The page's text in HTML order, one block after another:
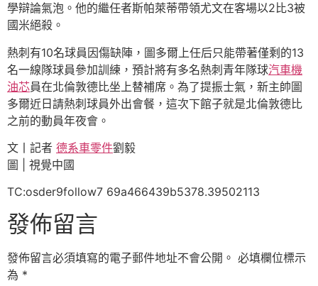
學辯論氣泡。他的繼任者斯帕萊蒂帶領尤文在客場以2比3被
國米絕殺。
熱刺有10名球員因傷缺陣，圖多爾上任后只能帶著僅剩的13
名一線隊球員參加訓練，預計將有多名熱刺青年隊球汽車機
油芯員在北倫敦德比坐上替補席。為了提振士氣，新主帥圖
多爾近日請熱刺球員外出會餐，這次下館子就是北倫敦德比
之前的動員年夜會。
文丨記者 德系車零件劉毅
圖 | 視覺中國
TC:osder9follow7 69a466439b5378.39502113
發佈留言
發佈留言必須填寫的電子郵件地址不會公開。 必填欄位標示
為 *